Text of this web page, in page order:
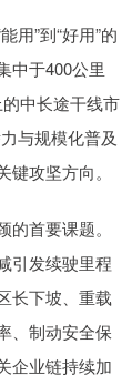
用”到“好用”的
中于400公里
中长途干线市
与规模化普及
攻坚方向。
首要课题。
引发续驶里程
长下坡、重载
、制动安全保
企业链持续加